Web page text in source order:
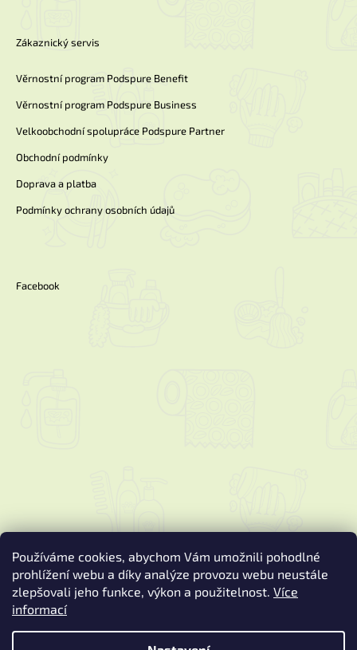
Používáme cookies, abychom Vám umožnili pohodlné
prohlížení webu a díky analýze provozu webu neustále
zlepšovali jeho funkce, výkon a použitelnost. Více
informací
Zákaznický servis
Věrnostní program Podspure Benefit
Věrnostní program Podspure Business
Velkoobchodní spolupráce Podspure Partner
Obchodní podmínky
Doprava a platba
Podmínky ochrany osobních údajů
Facebook